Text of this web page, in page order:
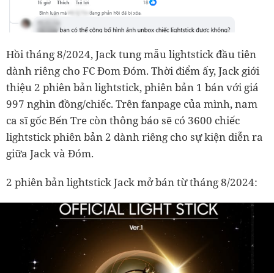
Hồi tháng 8/2024, Jack tung mẫu lightstick đầu tiên
dành riêng cho FC Đom Đóm. Thời điểm ấy, Jack giới
thiệu 2 phiên bản lightstick, phiên bản 1 bán với giá
997 nghìn đồng/chiếc. Trên fanpage của mình, nam
ca sĩ gốc Bến Tre còn thông báo sẽ có 3600 chiếc
lightstick phiên bản 2 dành riêng cho sự kiện diễn ra
giữa Jack và Đóm.
2 phiên bản lightstick Jack mở bán từ tháng 8/2024: